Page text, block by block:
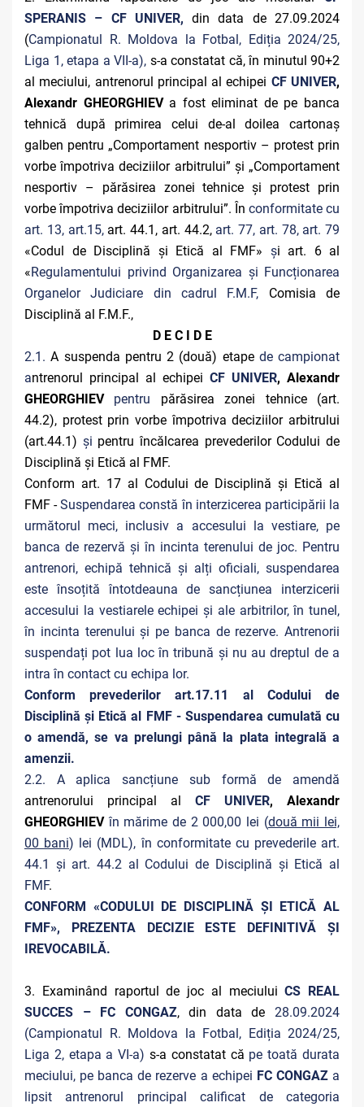
SPERANIS – CF UNIVER,din data de 27.09.2024
(Campionatul R. Moldova la Fotbal, Ediția 2024/25,
Liga 1, etapa a VII-a), s-a constatat că, în minutul 90+2
al meciului, antrenorul principal al echipei CF UNIVER,
Alexandr GHEORGHIEV a fost eliminat de pe banca
tehnică după primirea celui de-al doilea cartonaș
galben pentru „Comportament nesportiv – protest prin
vorbe împotriva deciziilor arbitrului” și „Comportament
nesportiv – părăsirea zonei tehnice și protest prin
vorbe împotriva deciziilor arbitrului”. În conformitate cu
art. 13, art.15, art. 44.1, art. 44.2, art. 77, art. 78, art. 79
«Codul de Disciplină și Etică al FMF» și art. 6 al
«Regulamentului privind Organizarea și Funcționarea
Organelor Judiciare din cadrul F.M.F, Comisia de
Disciplină al F.M.F.,
D E C I D E
2.1.A suspenda pentru 2 (două) etape de campionat
antrenorul principal al echipei CF UNIVER, Alexandr
GHEORGHIEV pentru părăsirea zonei tehnice (art.
44.2), protest prin vorbe împotriva deciziilor arbitrului
(art.44.1) și pentru încălcarea prevederilor Codului de
Disciplină și Etică al FMF.
Conform art. 17 al Codului de Disciplină și Etică al
FMF -Suspendarea constă în interzicerea participării la
următorul meci, inclusiv a accesului la vestiare, pe
banca de rezervă şi în incinta terenului de joc. Pentru
antrenori, echipă tehnică și alți oficiali, suspendarea
este însoțită întotdeauna de sancțiunea interzicerii
accesului la vestiarele echipei și ale arbitrilor, în tunel,
în incinta terenului și pe banca de rezerve. Antrenorii
suspendați pot lua loc în tribună și nu au dreptul de a
intra în contact cu echipa lor.
Conform prevederilor art.17.11 al Codului de
Disciplină și Etică al FMF - Suspendarea cumulată cu
o amendă, se va prelungi până la plata integrală a
amenzii.
2.2. A aplica sancțiune sub formă de amendă
antrenorului principal al CF UNIVER, Alexandr
GHEORGHIEVîn mărime de 2 000,00 lei (două mii lei,
00 bani) lei (MDL), în conformitate cu prevederile art.
44.1 și art. 44.2 al Codului de Disciplină și Etică al
FMF.
CONFORM «CODULUI DE DISCIPLINĂ ȘI ETICĂ AL
FMF», PREZENTA DECIZIE ESTE DEFINITIVĂ ŞI
IREVOCABILĂ.
3. Examinând raportul de joc al meciuluiCS REAL
SUCCES – FC CONGAZ, din data de28.09.2024
(Campionatul R. Moldova la Fotbal, Ediția 2024/25,
Liga 2, etapa a VI-a) s-a constatat că pe toată durata
meciului, pe banca de rezerve a echipei FC CONGAZ a
lipsit antrenorul principal calificat de categoria